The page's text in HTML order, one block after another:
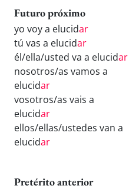
Futuro próximo
yo voy a elucidar
tú vas a elucidar
él/ella/usted va a elucidar
nosotros/as vamos a
elucidar
vosotros/as vais a
elucidar
ellos/ellas/ustedes van a
elucidar
Pretérito anterior